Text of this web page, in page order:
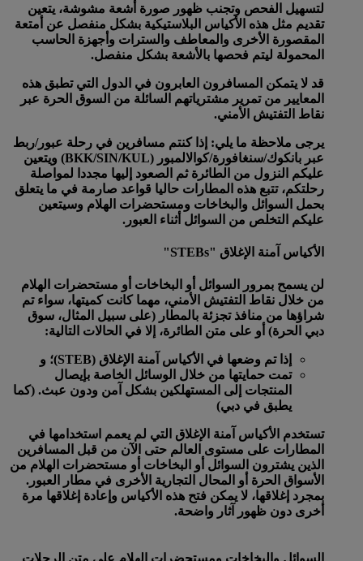
لتسهيل الفحص وتجنب ظهور صورة أشعة مشوشة، يتعين
تقديم مثل هذه الأكياس البلاستيكية بشكل منفصل عن أمتعة
المقصورة الأخرى والمعاطف والسترات وأجهزة الحاسب
المحمولة ليتم فحصها بالأشعة بشكل منفصل.
قد لا يتمكن المسافرون العابرون في الدول التي تطبق هذه
المعايير من تمرير مشترياتهم السائلة من السوق الحرة عبر
نقاط التفتيش الأمني.
يرجى ملاحظة ما يلي: إذا كنتم مسافرين في رحلة عبور/ربط
عبر بانكوك/سنغافورة/كوالالمبور (BKK/SIN/KUL) ويتعين
عليكم النزول من الطائرة ثم الصعود إليها مجددا لمواصلة
رحلتكم، تتبع هذه المطارات حاليا قواعد صارمة في ما يتعلق
بحمل السوائل والبخاخات ومستحضرات الهلام وسيتعين
عليكم التخلص من السوائل أثناء العبور.
الأكياس آمنة الإغلاق "STEBs"
لن يسمح بمرور السوائل أو البخاخات أو مستحضرات الهلام
من خلال نقاط التفتيش الأمني، مهما كانت كميتها، سواء تم
شراؤها من منافذ تجزئة بالمطار (على سبيل المثال، سوق
دبي الحرة) أو على متن الطائرة، إلا في الحالات التالية:
إذا تم وضعها في الأكياس آمنة الإغلاق (STEB)؛ و
تمت حمايتها من خلال الوسائل الخاصة بإيصال
المنتجات إلى المستهلكين بشكل آمن ودون عبث. (كما
يطبق في دبي)
تستخدم الأكياس آمنة الإغلاق التي لم يعمم استخدامها في
المطارات على مستوى العالم حتى الآن من قبل المسافرين
الذين يشترون السوائل أو البخاخات أو مستحضرات الهلام من
الأسواق الحرة أو المحال التجارية الأخرى في مطار العبور.
بمجرد إغلاقها، لا يمكن فتح هذه الأكياس وإعادة إغلاقها مرة
أخرى دون ظهور آثار واضحة.